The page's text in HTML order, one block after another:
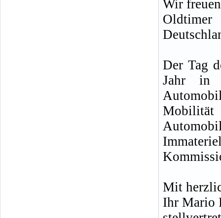
Wir
Der Tag
Jahr in
Mobilität
Mit
Ihr Mario